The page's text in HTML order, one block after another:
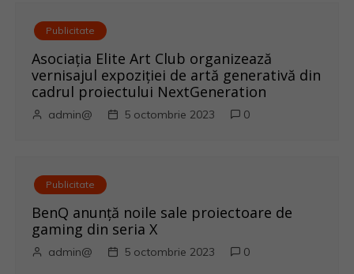
Publicitate
Asociația Elite Art Club organizează
vernisajul expoziției de artă generativă din
cadrul proiectului NextGeneration
admin@ 5 octombrie 2023 0
Publicitate
BenQ anunţă noile sale proiectoare de
gaming din seria X
admin@ 5 octombrie 2023 0